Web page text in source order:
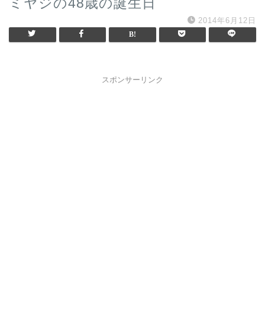
2014年6月12日
スポンサーリンク